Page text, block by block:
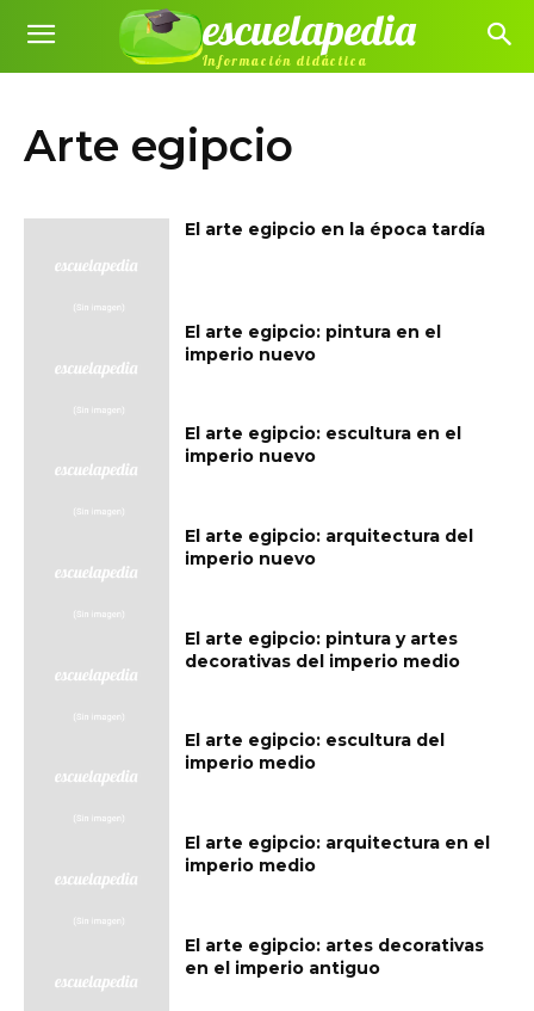
escuelapedia
Información didáctica
Arte egipcio
El arte egipcio en la época tardía
El arte egipcio: pintura en el
imperio nuevo
El arte egipcio: escultura en el
imperio nuevo
El arte egipcio: arquitectura del
imperio nuevo
El arte egipcio: pintura y artes
decorativas del imperio medio
El arte egipcio: escultura del
imperio medio
El arte egipcio: arquitectura en el
imperio medio
El arte egipcio: artes decorativas
en el imperio antiguo